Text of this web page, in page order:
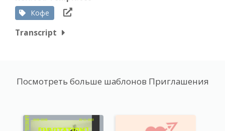
Кофе
Transcript
Посмотреть больше шаблонов Приглашения